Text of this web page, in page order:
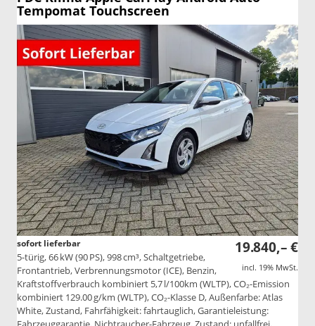
Tempomat Touchscreen
19.840,– €
incl. 19% MwSt.
sofort lieferbar
5-türig, 66 kW (90 PS), 998 cm³, Schaltgetriebe,
Frontantrieb, Verbrennungsmotor (ICE), Benzin,
Kraftstoffverbrauch kombiniert 5,7 l/100km (WLTP), CO₂-Emission
kombiniert 129.00 g/km (WLTP), CO₂-Klasse D, Außenfarbe: Atlas
White, Zustand, Fahrfähigkeit: fahrtauglich, Garantieleistung: